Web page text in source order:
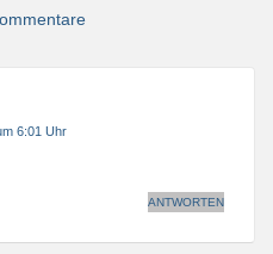
6:01 Uhr
ANTWORTEN